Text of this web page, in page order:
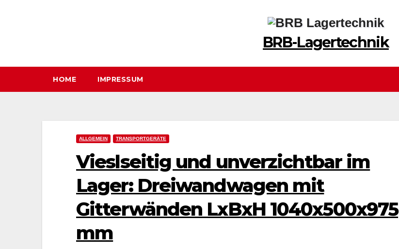
BRB-Lagertechnik
HOME IMPRESSUM
ALLGEMEIN TRANSPORTGERÄTE
Vieslseitig und unverzichtbar im
Lager: Dreiwandwagen mit
Gitterwänden LxBxH 1040x500x975
mm